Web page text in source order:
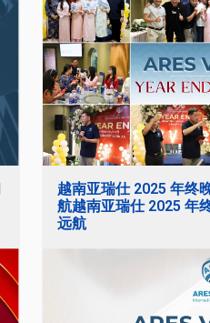
越南亚瑞仕 2025 年终
航越南亚瑞仕 2025 年
远航